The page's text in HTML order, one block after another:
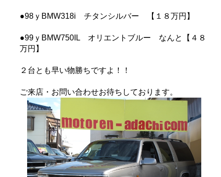
●98ｙBMW318i チタンシルバー 【１８万円】
●99ｙBMW750IL オリエントブルー なんと【４８
万円】
２台とも早い物勝ちですよ！！
ご来店・お問い合わせお待ちしております。